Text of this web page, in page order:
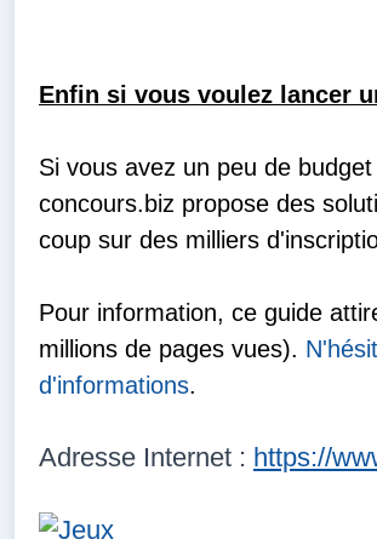
10 x 1 Dépôt de règlement Jeu
concours (10 x 120€ HT/
TVA 20%)
Pack de 10 x 1 Dépôt de
concours + Pack de 10 x 1
dédoublonnée. Tirage jusqu'à
Reglement.com et résultat
20 x 1 Dépôt de règlement Jeu
concours (20 x 100€ HT/
Enfin si vous voulez lancer
Si vous avez un peu de
concours.biz propose des
coup sur des milliers
Pour information, ce guide
millions de pages vues).
d'informations.
Adresse Internet : https://